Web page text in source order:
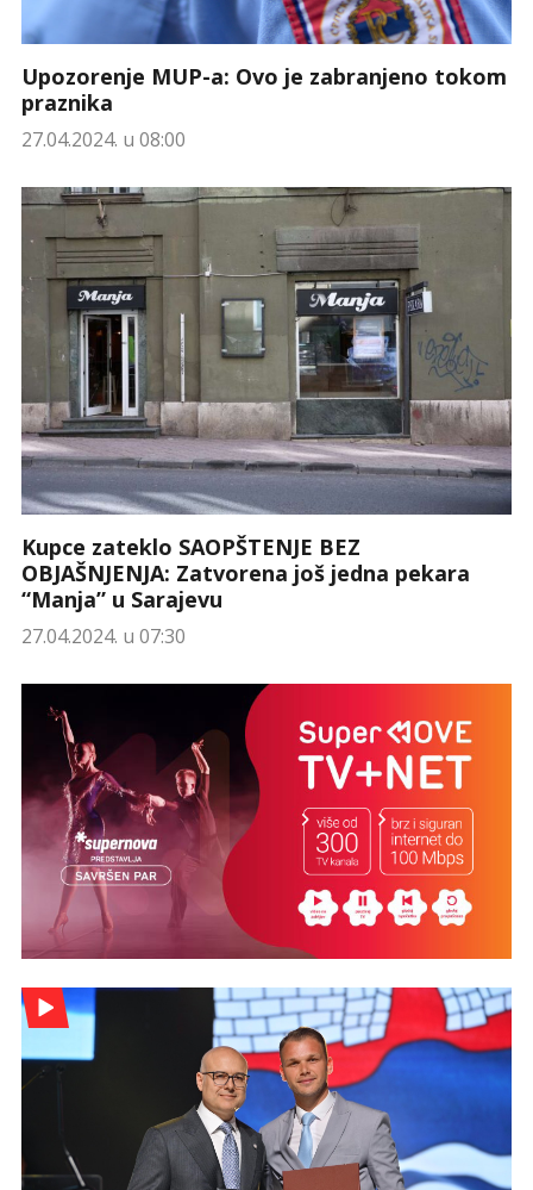
Upozorenje MUP-a: Ovo je zabranjeno tokom
praznika
27.04.2024. u 08:00
Kupce zateklo SAOPŠTENJE BEZ
OBJAŠNJENJA: Zatvorena još jedna pekara
“Manja” u Sarajevu
27.04.2024. u 07:30